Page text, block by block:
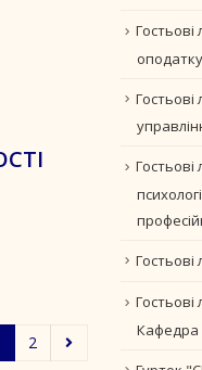
2
Гостьові
Гостьові
Гостьові
Гостьові
Гостьові
Кафедра